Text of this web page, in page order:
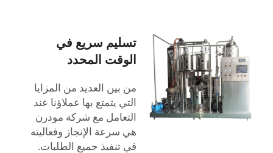
تسليم سريع في
الوقت المحدد
من بين العديد من المزايا
التي يتمتع بها عملاؤنا عند
التعامل مع شركة مودرن
هي سرعة الإنجاز وفعاليته
في تنفيذ جميع الطلبات.